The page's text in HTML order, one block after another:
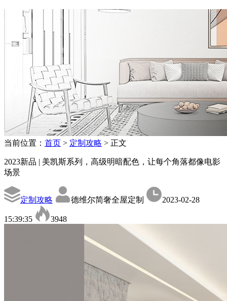
当前位置： 首页 > 定制攻略 > 正文
2023新品 | 美凯斯系列，高级明暗配色，让每个角落都像电影
场景
定制攻略 德维尔简奢全屋定制 2023-02-28
15:39:35 3948